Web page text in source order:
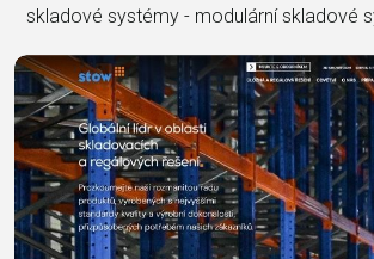
skladové systémy - modulární skladové